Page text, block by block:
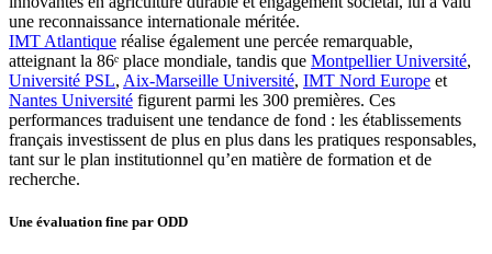
une reconnaissance internationale méritée.
IMT Atlantique réalise également une percée remarquable,
atteignant la 86ᵉ place mondiale, tandis que Montpellier Université,
Université PSL, Aix-Marseille Université, IMT Nord Europe et
Nantes Université figurent parmi les 300 premières. Ces
performances traduisent une tendance de fond : les établissements
français investissent de plus en plus dans les pratiques responsables,
tant sur le plan institutionnel qu’en matière de formation et de
recherche.
Une évaluation fine par ODD